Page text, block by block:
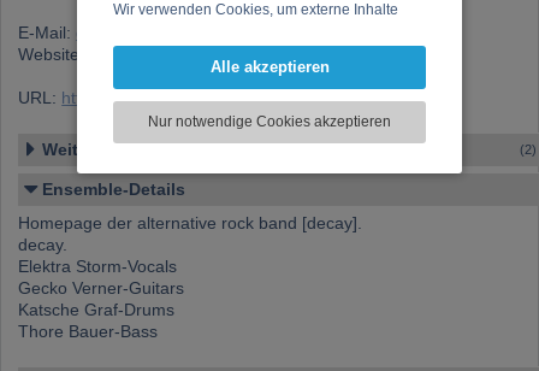
Wir verwenden Cookies, um externe Inhalte
Funktionen für soziale Medien anbieten zu
zu analysieren. Dabei werden ggf.
Informationen zu Ihrer Verwendung unserer
soziale Medien, Werbung und Analysen
Informationen möglicherweise mit weiteren
oder die sie im Rahmen Ihrer Nutzung der
Dienste gesammelt haben.
Alle akzeptieren
Nur notwendige Cookies akzeptieren
E-Mail:
Website:
www.decay.at
URL: https://www.musikergilde.at/ensemble/decay.htm
Weitere Ensembles (2)
Ensemble-Details
Homepage der alternative rock band [decay].
decay.
Elektra Storm-Vocals
Gecko Verner-Guitars
Katsche Graf-Drums
Thore Bauer-Bass